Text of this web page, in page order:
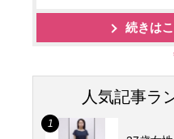
続きは
人気記事ラ